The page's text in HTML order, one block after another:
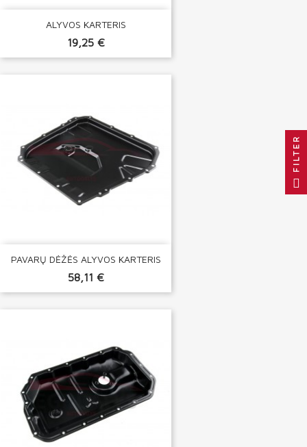
ALYVOS KARTERIS
19,25 €
PAVARŲ DĖŽĖS ALYVOS KARTERIS
58,11 €
FILTER